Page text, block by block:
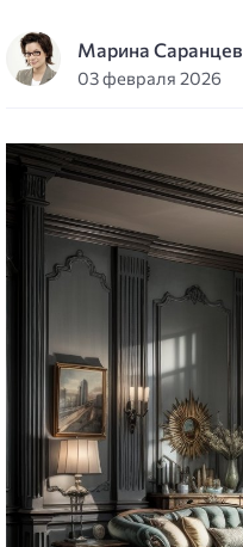
Марина
03 февраля 2026